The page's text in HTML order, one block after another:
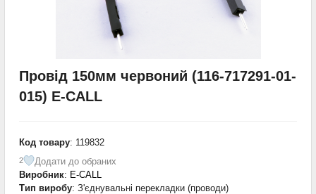
Провід 150мм червоний (116-717291-01-
015) E-CALL
Код товару: 119832
2
Додати до обраних
Виробник: E-CALL
Тип виробу: З'єднувальні перекладки (проводи)